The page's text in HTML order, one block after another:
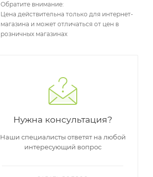
Обратите внимание:
Цена действительна только для интернет-
магазина и может отличаться от цен в
розничных магазинах
Нужна консультация?
Наши специалисты ответят на любой
интересующий вопрос